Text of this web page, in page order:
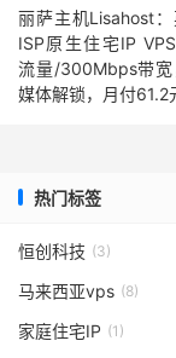
丽萨主机Lisahost
ISP原生住宅IP
流量/300Mbps带宽
媒体解锁，月付61.2
热门标签
恒创科技 (3)
马来西亚vps (8)
家庭住宅IP (1)